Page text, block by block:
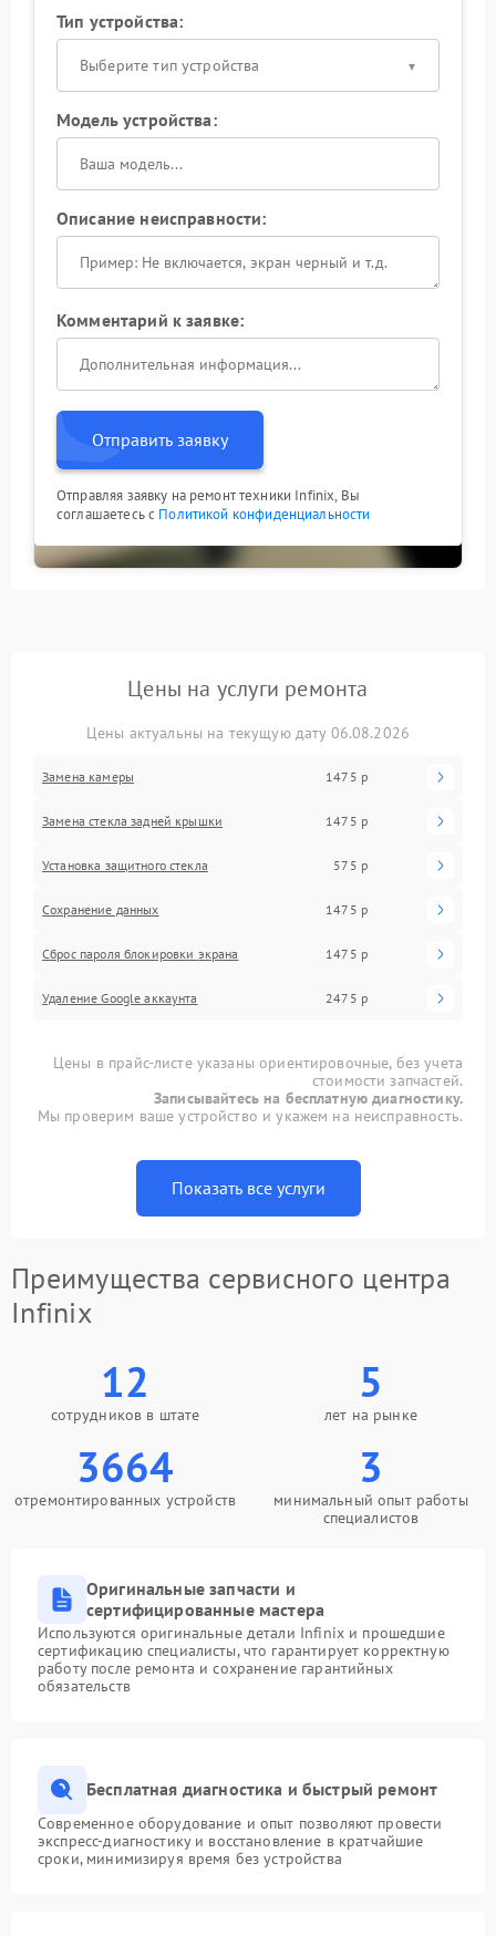
Тип устройства:
Выберите тип устройства
Модель устройства:
Описание неисправности:
Комментарий к заявке:
Отправить заявку
Отправляя заявку на ремонт техники Infinix, Вы
соглашаетесь с Политикой конфиденциальности
Цены на услуги ремонта
Цены актуальны на текущую дату 06.08.2026
Замена камеры 1475 р
Замена стекла задней крышки 1475 р
Установка защитного стекла 575 р
Сохранение данных 1475 р
Сброс пароля блокировки экрана 1475 р
Удаление Google аккаунта 2475 р
Цены в прайс-листе указаны ориентировочные, без учета
стоимости запчастей.
Записывайтесь на бесплатную диагностику.
Мы проверим ваше устройство и укажем на неисправность.
Показать все услуги
Преимущества сервисного центра
Infinix
12
сотрудников в штате
5
лет на рынке
3664
отремонтированных устройств
3
минимальный опыт работы
специалистов
Оригинальные запчасти и
сертифицированные мастера
Используются оригинальные детали Infinix и прошедшие
сертификацию специалисты, что гарантирует корректную
работу после ремонта и сохранение гарантийных
обязательств
Бесплатная диагностика и быстрый ремонт
Современное оборудование и опыт позволяют провести
экспресс-диагностику и восстановление в кратчайшие
сроки, минимизируя время без устройства